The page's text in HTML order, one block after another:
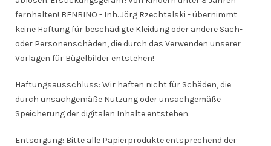
fernhalten! BENBINO - Inh. Jörg Rzechtalski - übernimmt
keine Haftung für beschädigte Kleidung oder andere Sach-
oder Personenschäden, die durch das Verwenden unserer
Vorlagen für Bügelbilder entstehen!
Haftungsausschluss: Wir haften nicht für Schäden, die
durch unsachgemäße Nutzung oder unsachgemäße
Speicherung der digitalen Inhalte entstehen.
Entsorgung: Bitte alle Papierprodukte entsprechend der